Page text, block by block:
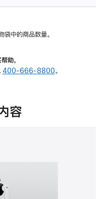
袋中的商品数量。
助，
400-666-8800。
容